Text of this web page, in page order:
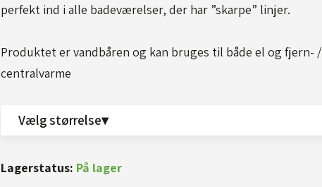
perfekt ind i alle badeværelser, der har ”skarpe” linjer.
Produktet er vandbåren og kan bruges til både el og fjern- /
centralvarme​
Vælg størrelse▾
Lagerstatus: På lager